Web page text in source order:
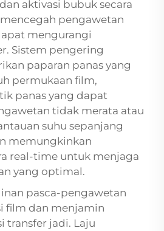
aktivasi bubuk secara
pengawetan
mengurangi
Sistem pengering
paparan panas yang
permukaan film,
panas yang dapat
tidak merata atau
suhu sepanjang
memungkinkan
real-time untuk menjaga
yang optimal.
pasca-pengawetan
film dan menjamin
transfer jadi. Laju